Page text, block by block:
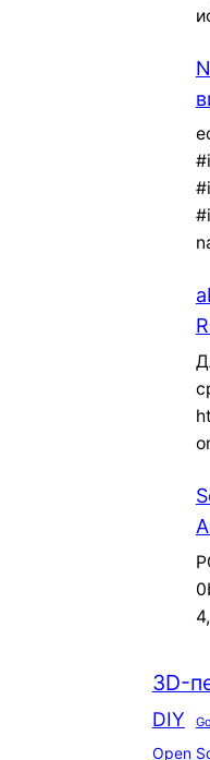
3D-
DIY
Open